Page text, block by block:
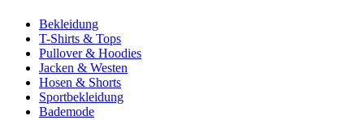
Bekleidung
T-Shirts & Tops
Pullover & Hoodies
Jacken & Westen
Hosen & Shorts
Sportbekleidung
Bademode